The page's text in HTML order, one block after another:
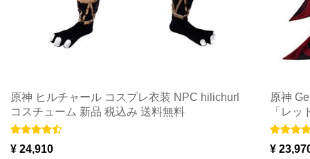
原神 ヒルチャール コスプレ衣装 NPC hilichurl
コスチューム 新品 税込み 送料無料
¥ 24,910
原神
「レ
コスチ
¥